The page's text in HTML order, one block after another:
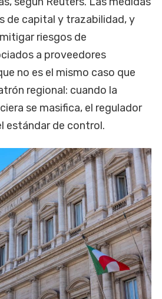
de capital y trazabilidad, y
riesgos de
a proveedores
no es el mismo caso que
regional: cuando la
se masifica, el regulador
estándar de control.